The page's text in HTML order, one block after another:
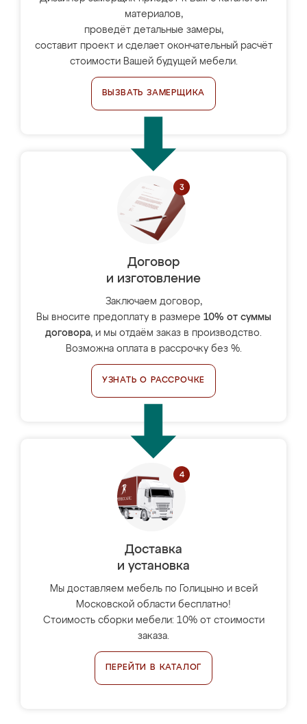
материалов,
проведёт детальные замеры,
составит проект и сделает окончательный расчёт
стоимости Вашей будущей мебели.
ВЫЗВАТЬ ЗАМЕРЩИКА
Договор
и изготовление
Заключаем договор,
Вы вносите предоплату в размере 10% от суммы
договора, и мы отдаём заказ в производство.
Возможна оплата в рассрочку без %.
УЗНАТЬ О РАССРОЧКЕ
Доставка
и установка
Мы доставляем мебель по Голицыно и всей
Московской области бесплатно!
Стоимость сборки мебели: 10% от стоимости
заказа.
ПЕРЕЙТИ В КАТАЛОГ